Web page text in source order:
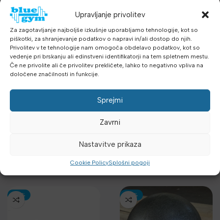
Upravljanje privolitev
Za zagotavljanje najboljše izkušnje uporabljamo tehnologije, kot so
piškotki, za shranjevanje podatkov o napravi in/ali dostop do njih.
Privolitev v te tehnologije nam omogoča obdelavo podatkov, kot so
vedenje pri brskanju ali edinstveni identifikatorji na tem spletnem mestu.
Če ne privolite ali če privolitev prekličete, lahko to negativno vpliva na
določene značilnosti in funkcije.
Sprejmi
Zavrni
Nastavitve prikaza
Cookie PolicySplošni pogoji
Heavy duty fitness ball
žoga
Ravnotežje -
Dodatna oprema,
Najnovejša oprema
z DDV
Heavy duty fitness ball
žoga
Sandbags
Dodatna oprema
Najnovejša oprema
11.21€
-30% -30%